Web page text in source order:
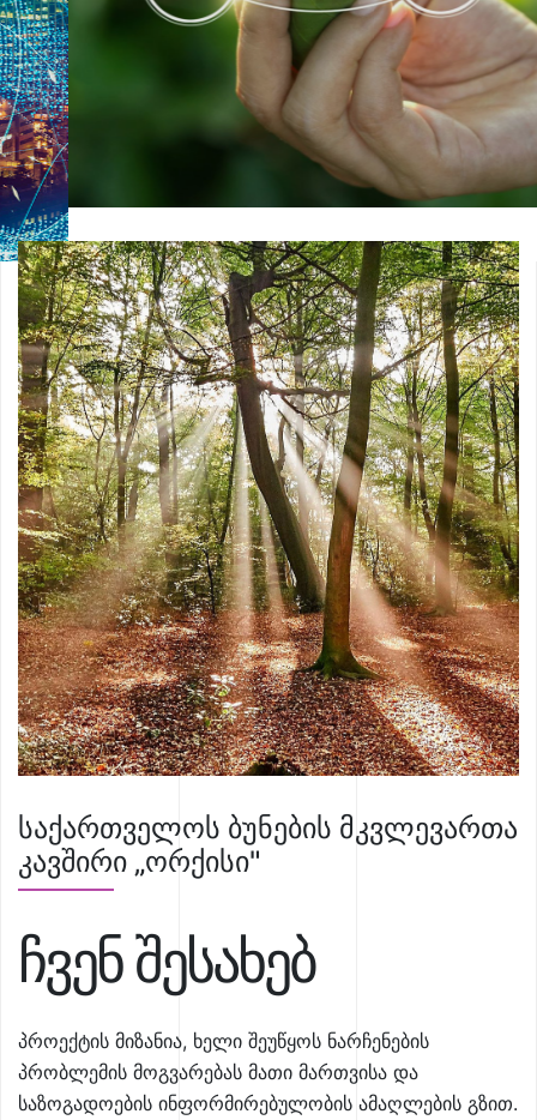
საქართველოს ბუნების მკვლევართა
კავშირი „ორქისი"
ჩვენ შესახებ
პროექტის მიზანია, ხელი შეუწყოს ნარჩენების
პრობლემის მოგვარებას მათი მართვისა და
საზოგადოების ინფორმირებულობის ამაღლების გზით.